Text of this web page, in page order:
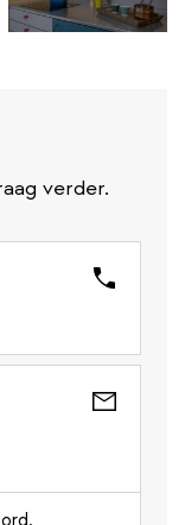
verder.